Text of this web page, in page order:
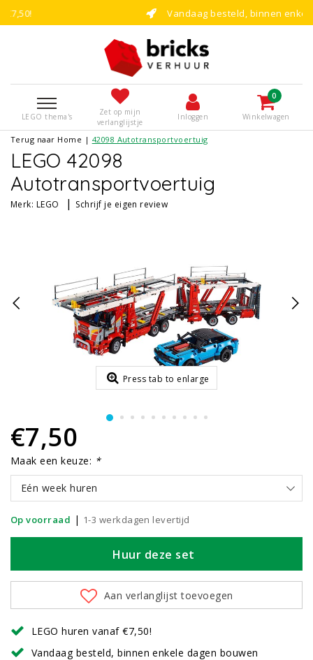
Vandaag besteld, binnen enkele dagen
LEGO thema's
Zet op mijn
verlanglijstje
Inloggen
0
Winkelwagen
Terug naar Home | 42098 Autotransportvoertuig
LEGO 42098
Autotransportvoertuig
Merk: LEGO | Schrijf je eigen review
Press tab to enlarge
€7,50
Maak een keuze: *
Eén week huren
Op voorraad | 1-3 werkdagen levertijd
Huur deze set
Aan verlanglijst toevoegen
LEGO huren vanaf €7,50!
Vandaag besteld, binnen enkele dagen bouwen